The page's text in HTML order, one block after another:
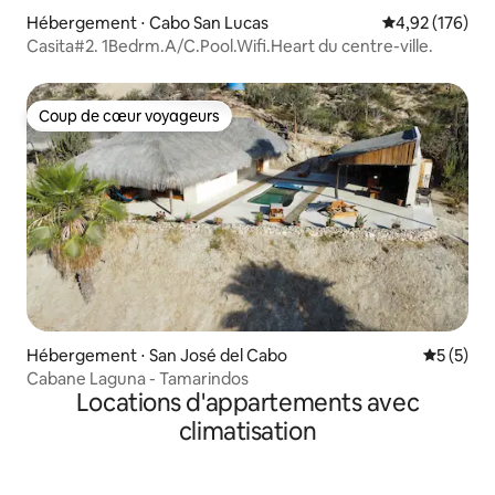
Hébergement ⋅ Cabo San Lucas Évaluation
4,92 (176)
Casita#2. 1Bedrm.A/C.Pool.Wifi.Heart du centre-ville.
Coup de cœur voyageurs
Coup de cœur voyageurs
Hébergement ⋅ San José del Cabo
5 (5)
Cabane Laguna - Tamarindos
Locations d'appartements avec
climatisation